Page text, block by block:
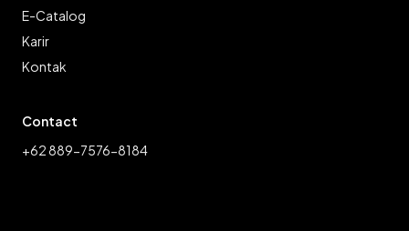
E-Catalog
Karir
Kontak
Contact
+62 889-7576-8184